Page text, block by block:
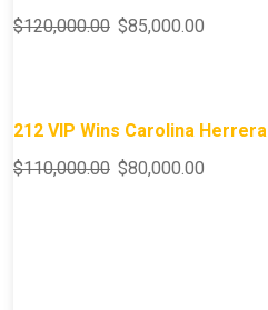
$120,000.00 $85,000.00
212 VIP Wins Carolina Herrera
$110,000.00 $80,000.00